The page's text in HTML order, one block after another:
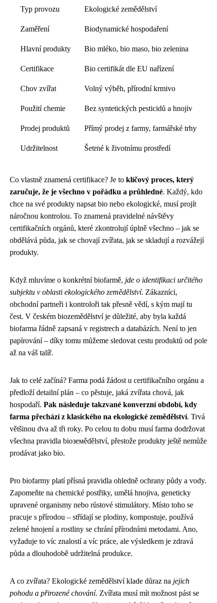
Typ provozu Ekologické zemědělství
Zaměření Biodynamické hospodaření
Hlavní produkty Bio mléko, bio maso, bio zelenina
Certifikace Bio certifikát dle EU nařízení
Chov zvířat Volný výběh, přírodní krmivo
Použití chemie Bez syntetických pesticidů a hnojiv
Prodej produktů Přímý prodej z farmy, farmářské trhy
Udržitelnost Šetrné k životnímu prostředí
Co vlastně znamená certifikace? Je to klíčový proces, který
zaručuje, že je všechno v pořádku a průhledné. Každý, kdo
chce na své produkty napsat bio nebo ekologické, musí projít
náročnou kontrolou. To znamená pravidelné návštěvy
certifikačních orgánů, které zkontrolují úplně všechno – jak se
obdělává půda, jak se chovají zvířata, jak se skladují a rozvážejí
produkty.
Když mluvíme o konkrétní biofarmě, jde o identifikaci určitého
subjektu v oblasti ekologického zemědělství. Zákazníci,
obchodní partneři i kontroloři tak přesně vědí, s kým mají tu
čest. V českém biozemědělství je důležité, aby byla každá
biofarma řádně zapsaná v registrech a databázích. Není to jen
papírování – díky tomu můžeme sledovat cestu produktů od pole
až na váš talíř.
Jak to celé začíná? Farma podá žádost u certifikačního orgánu a
předloží detailní plán – co pěstuje, jaká zvířata chová, jak
hospodaří. Pak následuje takzvané konverzní období, kdy
farma přechází z klasického na ekologické zemědělství. Trvá
většinou dva až tři roky. Po celou tu dobu musí farma dodržovat
všechna pravidla bioземědělství, přestože produkty ještě nemůže
prodávat jako bio.
Pro biofarmy platí přísná pravidla ohledně ochrany půdy a vody.
Zapomeňte na chemické postřiky, umělá hnojiva, geneticky
upravené organismy nebo růstové stimulátory. Místo toho se
pracuje s přírodou – střídají se plodiny, kompostuje, používá
zelené hnojení a rostliny se chrání přírodními metodami. Ano,
vyžaduje to víc znalostí a víc práce, ale výsledkem je zdravá
půda a dlouhodobě udržitelná produkce.
A co zvířata? Ekologické zemědělství klade důraz na jejich
pohodu a přirozené chování. Zvířata musí mít možnost pást se